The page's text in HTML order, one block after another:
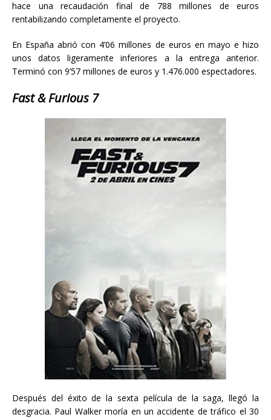
hace una recaudación final de 788 millones de euros
rentabilizando completamente el proyecto.
En España abrió con 4’06 millones de euros en mayo e hizo
unos datos ligeramente inferiores a la entrega anterior.
Terminó con 9’57 millones de euros y 1.476.000 espectadores.
Fast & Furious 7
Después del éxito de la sexta película de la saga, llegó la
desgracia. Paul Walker moría en un accidente de tráfico el 30